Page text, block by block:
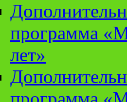
программа
лет»